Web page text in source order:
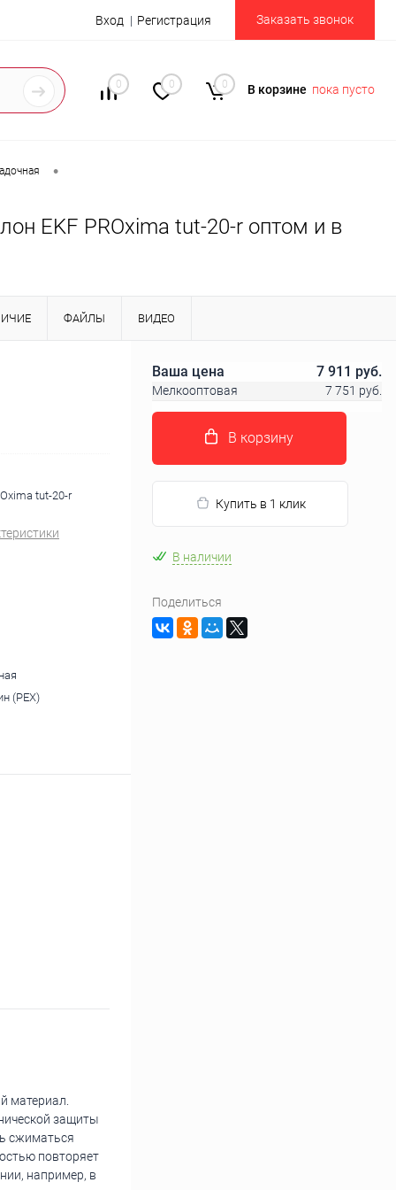
Вход Регистрация Заказать звонок
0 0 0 В корзине пока пусто
•
EKF PROxima tut-20-r оптом и в
ФАЙЛЫ ВИДЕО
tut-20-r
(PEX)
материал.
защиты
сжиматься
повторяет
например, в
Ваша цена 7 911 руб.
Мелкооптовая 7 751 руб.
В корзину
Купить в 1 клик
В наличии
Поделиться